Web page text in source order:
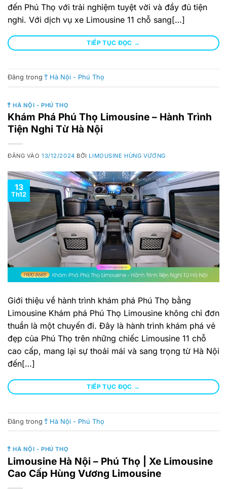
đến Phú Thọ với trải nghiệm tuyệt vời và đầy đủ tiện
nghi. Với dịch vụ xe Limousine 11 chỗ sang[…]
TIẾP TỤC ĐỌC →
Đăng trong 🚏 Hà Nội - Phú Thọ
🚏 HÀ NỘI - PHÚ THỌ
Khám Phá Phú Thọ Limousine – Hành Trình
Tiện Nghi Từ Hà Nội
ĐĂNG VÀO13/12/2024 BỞI LIMOUSINE HÙNG VƯƠNG
13
Th12
Giới thiệu về hành trình khám phá Phú Thọ bằng
Limousine Khám phá Phú Thọ Limousine không chỉ đơn
thuần là một chuyến đi. Đây là hành trình khám phá vẻ
đẹp của Phú Thọ trên những chiếc Limousine 11 chỗ
cao cấp, mang lại sự thoải mái và sang trọng từ Hà Nội
đến[…]
TIẾP TỤC ĐỌC →
Đăng trong 🚏 Hà Nội - Phú Thọ
🚏 HÀ NỘI - PHÚ THỌ
Limousine Hà Nội – Phú Thọ | Xe Limousine
Cao Cấp Hùng Vương Limousine